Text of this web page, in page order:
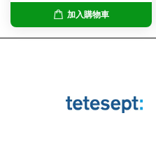
加入購物車